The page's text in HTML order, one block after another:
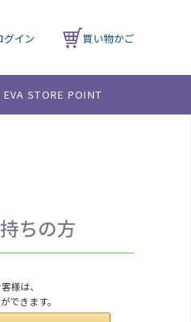
グイン 買い物かご
EVA STORE POINT
ちの方
様は、
できます。